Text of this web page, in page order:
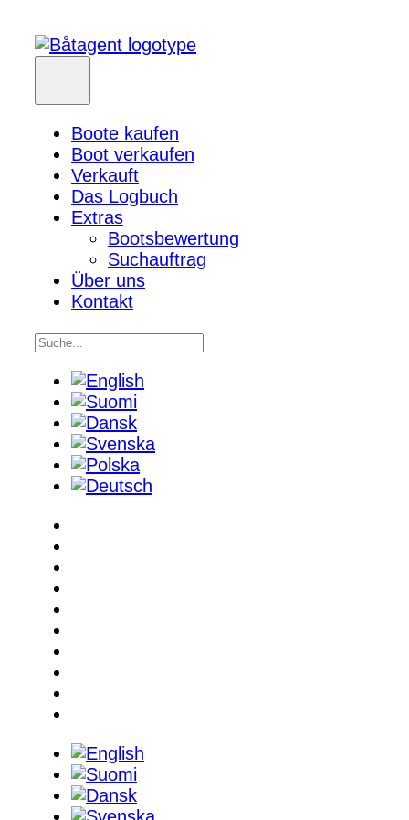
Boote kaufen
Boot verkaufen
Verkauft
Das Logbuch
Extras
Bootsbewertung
Suchauftrag
Über uns
Kontakt